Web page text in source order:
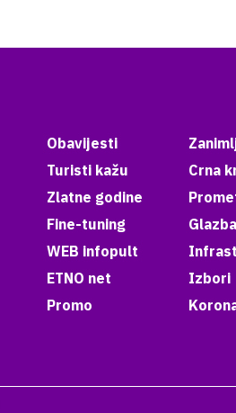
Obavijesti
Turisti kažu
Zlatne godine
Fine-tuning
WEB infopult
ETNO net
Promo
Crna
Glazba
Izbori